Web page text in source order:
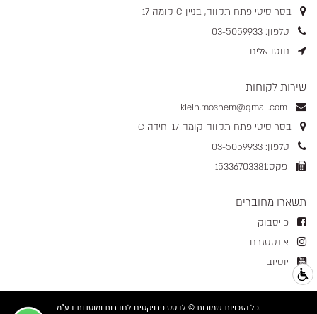
בסר סיטי פתח תקווה, בניין C קומה 17
טלפון: 03-5059933
נווטו אלינו
שירות לקוחות
klein.moshem@gmail.com
בסר סיטי פתח תקווה קומה 17 יחידה C
טלפון: 03-5059933
פקס:15336703381
תשארו מחוברים
פייסבוק
אינסטגרם
יוטיוב
כל הזכויות שמורות © לבסט פרויקטים לחברות ומוסדות בע"מ.